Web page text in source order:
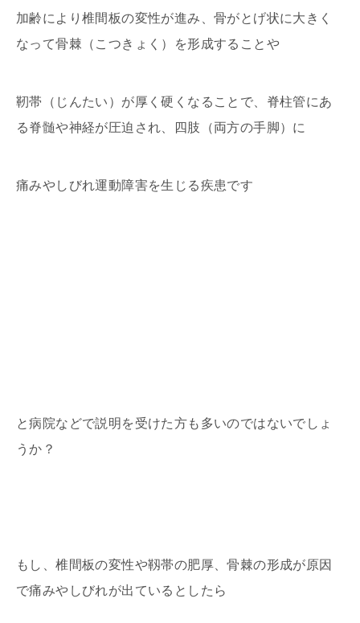
加齢により椎間板の変性が進み、骨がとげ状に大きく
なって骨棘（こつきょく）を形成することや
靭帯（じんたい）が厚く硬くなることで、脊柱管にあ
る脊髄や神経が圧迫され、四肢（両方の手脚）に
痛みやしびれ運動障害を生じる疾患です
と病院などで説明を受けた方も多いのではないでしょ
うか？
もし、椎間板の変性や靱帯の肥厚、骨棘の形成が原因
で痛みやしびれが出ているとしたら